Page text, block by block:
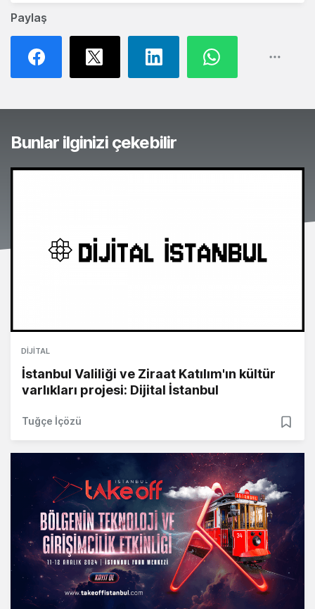
Paylaş
Bunlar ilginizi çekebilir
DIJITAL
İstanbul Valiliği ve Ziraat Katılım'ın kültür
varlıkları projesi: Dijital İstanbul
Tuğçe İçözü